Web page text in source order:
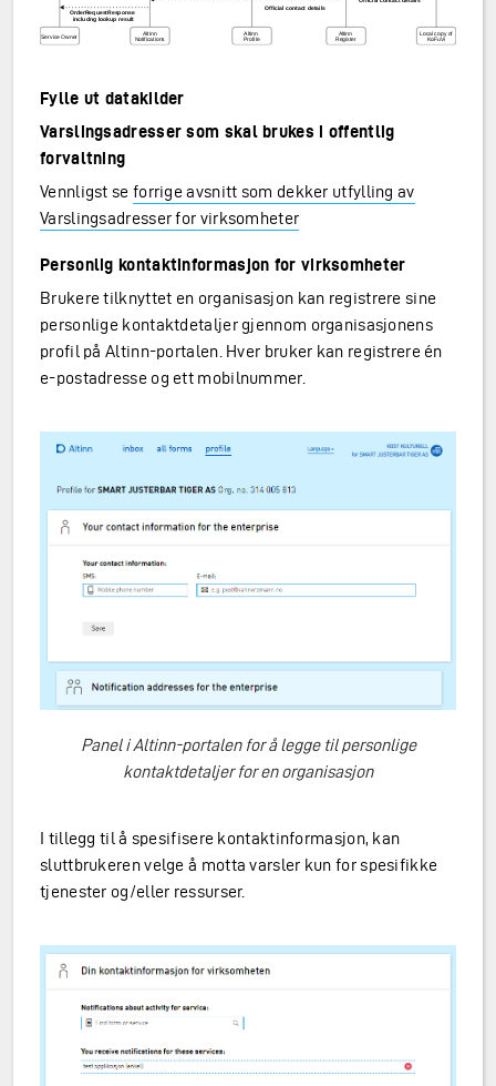
Fylle ut datakilder
Varslingsadresser som skal brukes i offentlig
forvaltning
Vennligst se forrige avsnitt som dekker utfylling av
Varslingsadresser for virksomheter
Personlig kontaktinformasjon for virksomheter
Brukere tilknyttet en organisasjon kan registrere sine
personlige kontaktdetaljer gjennom organisasjonens
profil på Altinn-portalen. Hver bruker kan registrere én
e-postadresse og ett mobilnummer.
Panel i Altinn-portalen for å legge til personlige
kontaktdetaljer for en organisasjon
I tillegg til å spesifisere kontaktinformasjon, kan
sluttbrukeren velge å motta varsler kun for spesifikke
tjenester og/eller ressurser.